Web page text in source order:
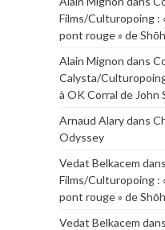
Films/Culturopoing :
pont rouge » de
Alain Mignon dans
Calysta/
à OK Corral de John
Arnaud Alarydans
Odyssey
Vedat Belkacem dans
Films/Culturopoing :
pont rouge » de
Vedat Belkacem dans